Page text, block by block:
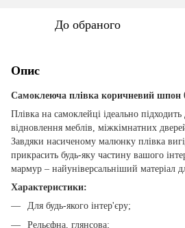
До обраного
Опис
Самоклеюча плівка коричневий шпон
Плівка на самоклейці ідеально
відновлення меблів, міжкімнатних
Завдяки насиченому малюнку плівка
прикрасить будь-яку частину вашого
мармур – найуніверсальніший матеріал
Характеристики:
Для будь-якого інтер'єру;
Рельєфна, глянсова;